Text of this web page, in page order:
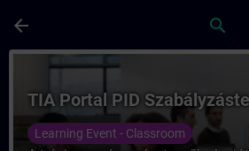
arrow_back search
Course - TIA Portal PID
TIA Portal PID
Learning Event - Classroom